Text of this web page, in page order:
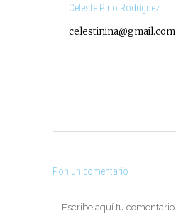
Celeste Pino Rodríguez
celestinina@gmail.com
Pon un comentario